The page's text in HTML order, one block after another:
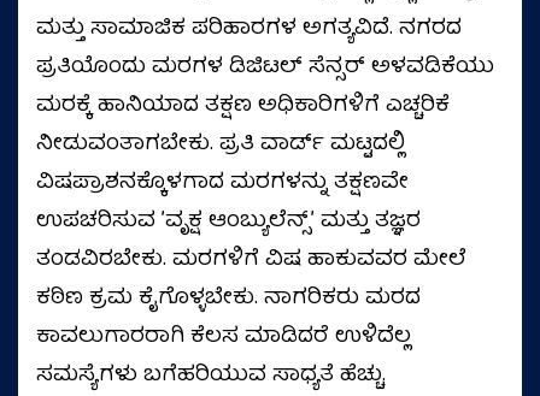
ಮತ್ತು ಸಾಮಾಜಿಕ ಪರಿಹಾರಗಳ ಅಗತ್ಯವಿದೆ. ನಗರದ
ಪ್ರತಿಯೊಂದು ಮರಗಳ ಡಿಜಿಟಲ್ ಸೆನ್ಸರ್ ಅಳವಡಿಕೆಯು
ಮರಕ್ಕೆ ಹಾನಿಯಾದ ತಕ್ಷಣ ಅಧಿಕಾರಿಗಳಿಗೆ ಎಚ್ಚರಿಕೆ
ನೀಡುವಂತಾಗಬೇಕು. ಪ್ರತಿ ವಾರ್ಡ್ ಮಟ್ಟದಲ್ಲಿ
ವಿಷಪ್ರಾಶನಕ್ಕೊಳಗಾದ ಮರಗಳನ್ನು ತಕ್ಷಣವೇ
ಉಪಚರಿಸುವ ʼವೃಕ್ಷ ಆಂಬ್ಯುಲೆನ್ಸ್ʼ ಮತ್ತು ತಜ್ಞರ
ತಂಡವಿರಬೇಕು. ಮರಗಳಿಗೆ ವಿಷ ಹಾಕುವವರ ಮೇಲೆ
ಕಠಿಣ ಕ್ರಮ ಕೈಗೊಳ್ಳಬೇಕು. ನಾಗರಿಕರು ಮರದ
ಕಾವಲುಗಾರರಾಗಿ ಕೆಲಸ ಮಾಡಿದರೆ ಉಳಿದೆಲ್ಲ
ಸಮಸ್ಯೆಗಳು ಬಗೆಹರಿಯುವ ಸಾಧ್ಯತೆ ಹೆಚ್ಚು.